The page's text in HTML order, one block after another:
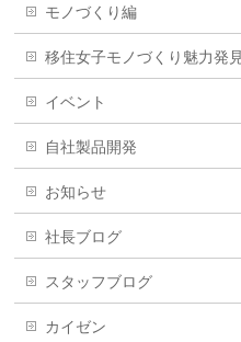
モノづくり編
移住女子モノづくり魅力発
イベント
自社製品開発
お知らせ
社長ブログ
スタッフブログ
カイゼン